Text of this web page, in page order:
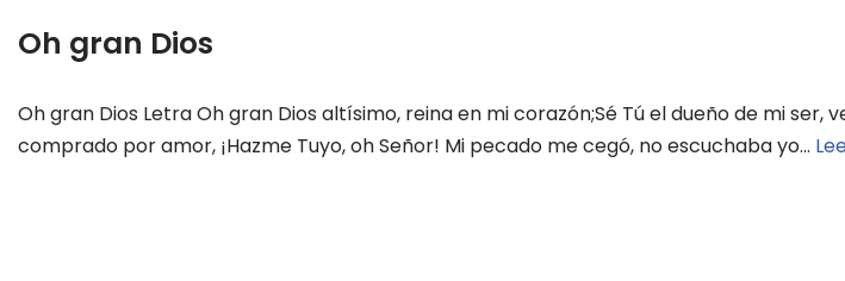
Oh gran Dios
Oh gran Dios Letra Oh gran Dios altísimo, reina en mi corazón;Sé Tú el dueño de mi
comprado por amor, ¡Hazme Tuyo, oh Señor! Mi pecado me cegó, no escuchaba yo…